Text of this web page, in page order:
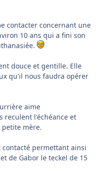
contacter concernant une
10 ans qui a fini son
douce et gentille. Elle
qu'il nous faudra opérer
aime
reculent l'échéance et
mère.
contacté permettant ainsi
de Gabor le teckel de 15